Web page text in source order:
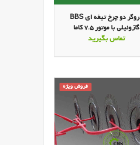
دروگر دو چرخ تیغه ای BBS
گازوئیلی با موتور 7.5 کاما
تماس بگیرید
فروش ویژه